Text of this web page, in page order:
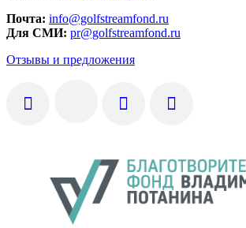
Почта: info@golfstreamfond.ru
Для СМИ: pr@golfstreamfond.ru
Отзывы и предложения